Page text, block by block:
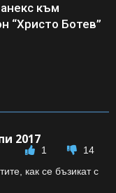
към
“Христо Ботев”
2017
1
14
как се бъзикат с